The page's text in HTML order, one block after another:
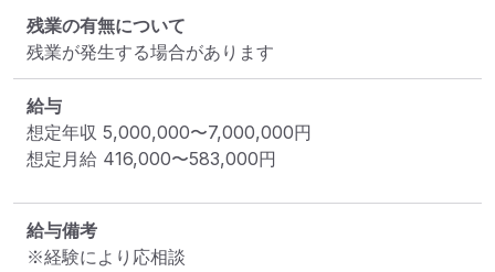
残業の有無について
残業が発生する場合があります
給与
想定年収 5,000,000〜7,000,000円
想定月給 416,000〜583,000円
給与備考
※経験により応相談